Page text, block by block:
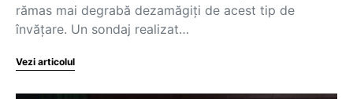
rămas mai degrabă dezamăgiți de acest tip de
învățare. Un sondaj realizat…
Vezi articolul